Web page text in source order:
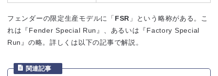
フェンダーの限定生産モデルに「 FSR 」という略称がある。こ
れは『Fender Special Run』、あるいは『Factory Special
Run』の略。詳しくは以下の記事で解説。